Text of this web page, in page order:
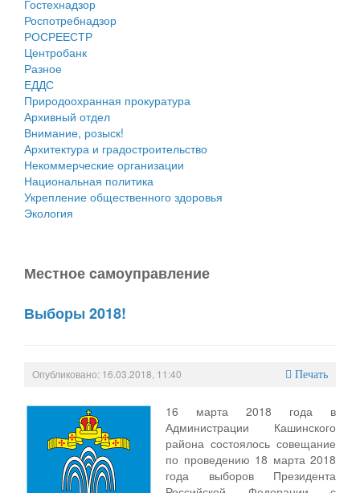
Собрание депутатов
Городское поселение
Сельские поселения
Гостехнадзор
Роспотребнадзор
РОСРЕЕСТР
Центробанк
Разное
ЕДДС
Природоохранная прокуратура
Архивный отдел
Внимание, розыск!
Архитектура и градостроительство
Некоммерческие организации
Национальная политика
Укрепление общественного здоровья
Экология
Местное cамоуправление
Выборы 2018!
Опубликовано: 16.03.2018, 11:40 Печать
16 марта 2018 года в
Администрации Кашинского
района состоялось совещание
по проведению 18 марта 2018
года выборов Президента